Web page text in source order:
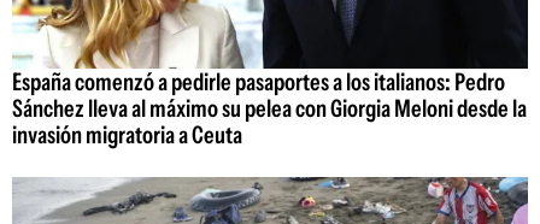
España comenzó a pedirle pasaportes a los italianos: Pedro
Sánchez lleva al máximo su pelea con Giorgia Meloni desde la
invasión migratoria a Ceuta